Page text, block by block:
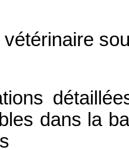
dans la